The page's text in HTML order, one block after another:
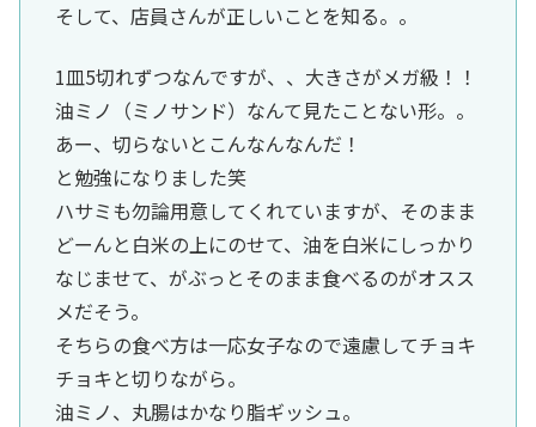
そして、店員さんが正しいことを知る。。
1皿5切れずつなんですが、、大きさがメガ級！！
油ミノ（ミノサンド）なんて見たことない形。。
あー、切らないとこんなんなんだ！
と勉強になりました笑
ハサミも勿論用意してくれていますが、そのまま
どーんと白米の上にのせて、油を白米にしっかり
なじませて、がぶっとそのまま食べるのがオスス
メだそう。
そちらの食べ方は一応女子なので遠慮してチョキ
チョキと切りながら。
油ミノ、丸腸はかなり脂ギッシュ。